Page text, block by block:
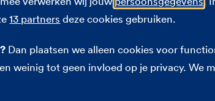
wil mij niet opgeven voor de
13 partners deze cookies gebruiken.
Dan plaatsen we alleen cookies voor
weinig tot geen invloed op je privacy. We